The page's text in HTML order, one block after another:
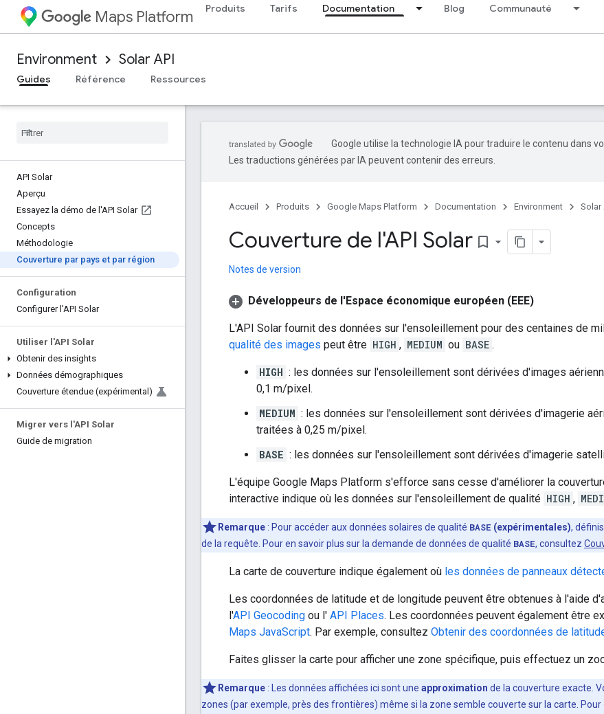
Maps Platform Produits Tarifs Documentation Blog Communauté
Environment Solar API
Guides
Référence Ressources
API Solar
Aperçu
Essayez la démo de l'API Solar
Concepts
Méthodologie
Couverture par pays et par région
Configuration
Configurer l'API Solar
Utiliser l'API Solar
Obtenir des insights
Données démographiques
Couverture étendue (expérimental)
Migrer vers l'API Solar
Guide de migration
Google utilise la technologie IA pour traduire le contenu dans
Les traductions générées par IA peuvent contenir des erreurs.
Accueil Produits Google Maps Platform Documentation Environment Solar
Couverture de l'API Solar bookmark_border
Notes de version
Développeurs de l'Espace économique européen (EEE)
L'API Solar fournit des données sur l'ensoleillement pour des centaines de
qualité des images peut être HIGH , MEDIUM ou BASE .
HIGH : les données sur l'ensoleillement sont dérivées d'images
0,1 m/pixel.
MEDIUM : les données sur l'ensoleillement sont dérivées d'imagerie
traitées à 0,25 m/pixel.
BASE : les données sur l'ensoleillement sont dérivées d'imagerie
L'équipe Google Maps Platform s'efforce sans cesse d'améliorer la
interactive indique où les données sur l'ensoleillement de qualité HIGH ,
Remarque : Pour accéder aux données solaires de qualité BASE (expérimentales),
de la requête. Pour en savoir plus sur la demande de données de qualité BASE, consultez
La carte de couverture indique également où les données de panneaux
Les coordonnées de latitude et de longitude peuvent être obtenues à l'aide
l'API Geocoding ou l' API Places. Les coordonnées peuvent également être
Maps JavaScript. Par exemple, consultez Obtenir des coordonnées de
Faites glisser la carte pour afficher une zone spécifique, puis effectuez un
Remarque : Les données affichées ici sont une approximation de la couverture exacte.
zones (par exemple, près des frontières) même si la zone semble couverte sur la carte.